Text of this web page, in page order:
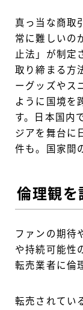
真っ当な商取
常に難しいの
止法」が制定
取り締まる方
ーグッズやス
ように国境を
す。日本国内
ジアを舞台に
件も。国家間
倫理観を
ファンの期待
や持続可能性
転売業者に倫
転売されてい